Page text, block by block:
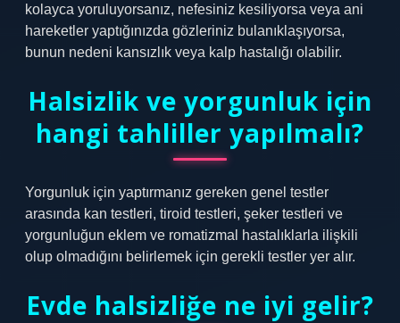
kolayca yoruluyorsanız, nefesiniz kesiliyorsa veya ani
hareketler yaptığınızda gözleriniz bulanıklaşıyorsa,
bunun nedeni kansızlık veya kalp hastalığı olabilir.
Halsizlik ve yorgunluk için
hangi tahliller yapılmalı?
Yorgunluk için yaptırmanız gereken genel testler
arasında kan testleri, tiroid testleri, şeker testleri ve
yorgunluğun eklem ve romatizmal hastalıklarla ilişkili
olup olmadığını belirlemek için gerekli testler yer alır.
Evde halsizliğe ne iyi gelir?